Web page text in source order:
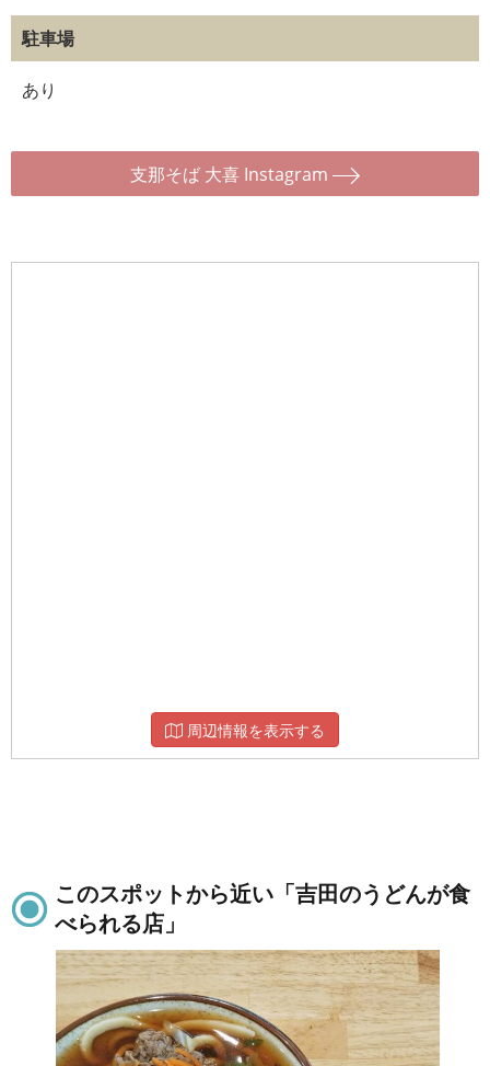
駐車場
あり
支那そば 大喜 Instagram
周辺情報を表示する
このスポットから近い「吉田のうどんが食
べられる店」